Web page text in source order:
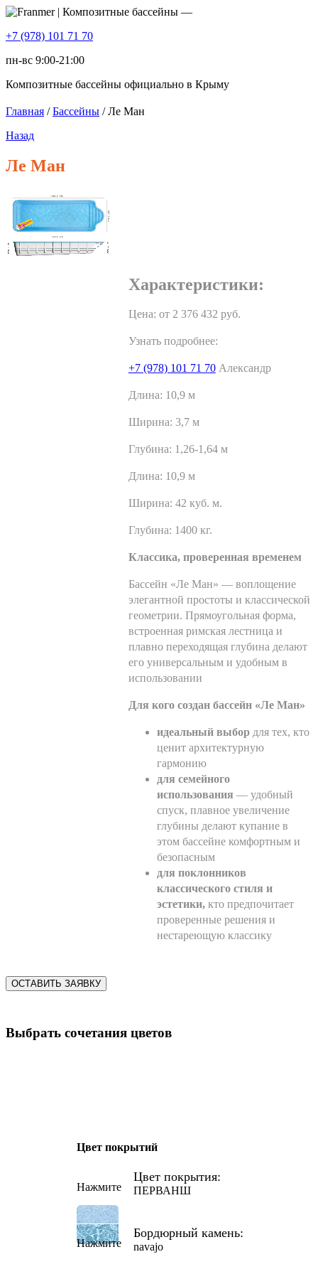
+7 (978) 101 71 70
пн-вс 9:00-21:00
Композитные бассейны официально в Крыму
Главная /Бассейны / Ле Ман
Назад
Ле Ман
Характеристики:
Цена: от 2 376 432 руб.
Узнать подробнее:
+7 (978) 101 71 70 Александр
Длина: 10,9 м
Ширина: 3,7 м
Глубина: 1,26-1,64 м
Длина: 10,9 м
Ширина: 42 куб. м.
Глубина: 1400 кг.
Классика, проверенная временем
Бассейн «Ле Ман» — воплощение
элегантной простоты и классической
геометрии. Прямоугольная форма,
встроенная римская лестница и
плавно переходящая глубина делают
его универсальным и удобным в
использовании
Для кого создан бассейн «Ле Ман»
идеальный выбордля тех, кто
ценит архитектурную
гармонию
для семейного
использования — удобный
спуск, плавное увеличение
глубины делают купание в
этом бассейне комфортным и
безопасным
для поклонников
классического стиля и
эстетики,кто предпочитает
проверенные решения и
нестареющую классику
ОСТАВИТЬ ЗАЯВКУ
Выбрать сочетания цветов
Цвет покрытий
Нажмите
Цвет покрытия:
ПЕРВАНШ
Нажмите
Бордюрный камень:
navajo